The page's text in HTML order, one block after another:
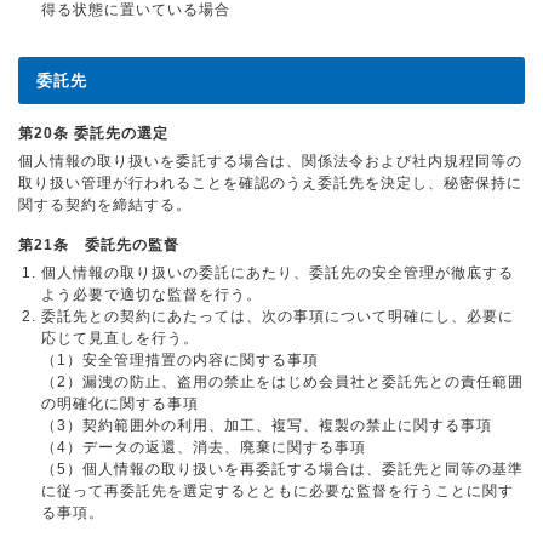
得る状態に置いている場合
委託先
第20条 委託先の選定
個人情報の取り扱いを委託する場合は、関係法令および社内規程同等の
取り扱い管理が行われることを確認のうえ委託先を決定し、秘密保持に
関する契約を締結する。
第21条 委託先の監督
個人情報の取り扱いの委託にあたり、委託先の安全管理が徹底する
よう必要で適切な監督を行う。
委託先との契約にあたっては、次の事項について明確にし、必要に
応じて見直しを行う。
（1）安全管理措置の内容に関する事項
（2）漏洩の防止、盗用の禁止をはじめ会員社と委託先との責任範囲
の明確化に関する事項
（3）契約範囲外の利用、加工、複写、複製の禁止に関する事項
（4）データの返還、消去、廃棄に関する事項
（5）個人情報の取り扱いを再委託する場合は、委託先と同等の基準
に従って再委託先を選定するとともに必要な監督を行うことに関す
る事項。